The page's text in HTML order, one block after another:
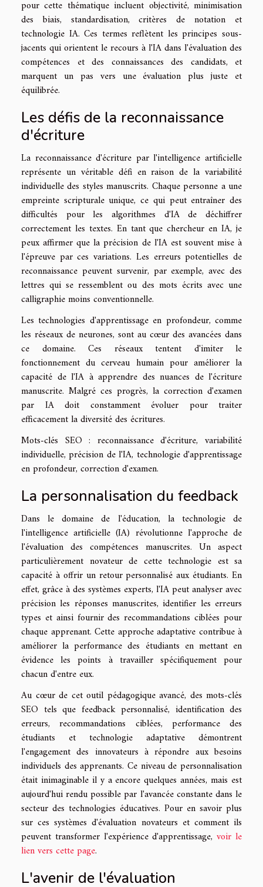
pour cette thématique incluent objectivité, minimisation
des biais, standardisation, critères de notation et
technologie IA. Ces termes reflètent les principes sous-
jacents qui orientent le recours à l'IA dans l'évaluation des
compétences et des connaissances des candidats, et
marquent un pas vers une évaluation plus juste et
équilibrée.
Les défis de la reconnaissance
d'écriture
La reconnaissance d'écriture par l'intelligence artificielle
représente un véritable défi en raison de la variabilité
individuelle des styles manuscrits. Chaque personne a une
empreinte scripturale unique, ce qui peut entraîner des
difficultés pour les algorithmes d'IA de déchiffrer
correctement les textes. En tant que chercheur en IA, je
peux affirmer que la précision de l'IA est souvent mise à
l'épreuve par ces variations. Les erreurs potentielles de
reconnaissance peuvent survenir, par exemple, avec des
lettres qui se ressemblent ou des mots écrits avec une
calligraphie moins conventionnelle.
Les technologies d'apprentissage en profondeur, comme
les réseaux de neurones, sont au cœur des avancées dans
ce domaine. Ces réseaux tentent d'imiter le
fonctionnement du cerveau humain pour améliorer la
capacité de l'IA à apprendre des nuances de l'écriture
manuscrite. Malgré ces progrès, la correction d'examen
par IA doit constamment évoluer pour traiter
efficacement la diversité des écritures.
Mots-clés SEO : reconnaissance d'écriture, variabilité
individuelle, précision de l'IA, technologie d'apprentissage
en profondeur, correction d'examen.
La personnalisation du feedback
Dans le domaine de l'éducation, la technologie de
l'intelligence artificielle (IA) révolutionne l'approche de
l'évaluation des compétences manuscrites. Un aspect
particulièrement novateur de cette technologie est sa
capacité à offrir un retour personnalisé aux étudiants. En
effet, grâce à des systèmes experts, l'IA peut analyser avec
précision les réponses manuscrites, identifier les erreurs
types et ainsi fournir des recommandations ciblées pour
chaque apprenant. Cette approche adaptative contribue à
améliorer la performance des étudiants en mettant en
évidence les points à travailler spécifiquement pour
chacun d'entre eux.
Au cœur de cet outil pédagogique avancé, des mots-clés
SEO tels que feedback personnalisé, identification des
erreurs, recommandations ciblées, performance des
étudiants et technologie adaptative démontrent
l'engagement des innovateurs à répondre aux besoins
individuels des apprenants. Ce niveau de personnalisation
était inimaginable il y a encore quelques années, mais est
aujourd'hui rendu possible par l'avancée constante dans le
secteur des technologies éducatives. Pour en savoir plus
sur ces systèmes d'évaluation novateurs et comment ils
peuvent transformer l'expérience d'apprentissage,voir le
lien vers cette page.
L'avenir de l'évaluation